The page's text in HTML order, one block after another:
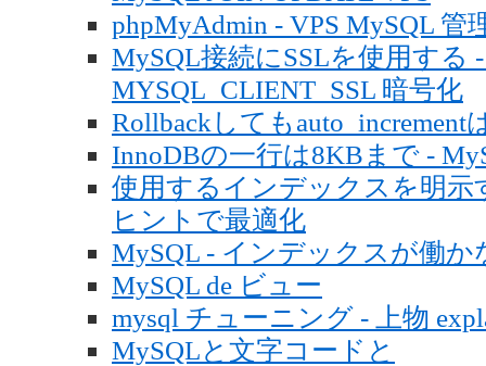
phpMyAdmin - VPS MySQL 管
MySQL接続にSSLを使用する -
MYSQL_CLIENT_SSL 暗号化
Rollbackしてもauto_increment
InnoDBの一行は8KBまで -
使用するインデックスを明示
ヒントで最適化
MySQL - インデックスが働か
MySQL de ビュー
mysql チューニング - 上物
MySQLと文字コードと